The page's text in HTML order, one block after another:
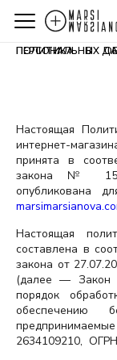
ПОЛИТИКА В ОБЛАСТИ ОБРАБОТКИ И БЕЗОПАСНОСТИ
Настоящая
интернет-
принята в
закона №
опубликована
Настоящая
составлена в
закона от
(далее — Закон
порядок
обеспечению
2634109210,